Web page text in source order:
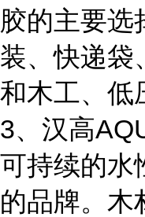
胶的主要选
装、快递袋
和木工、低
3、汉高
可持续的水
的品牌。木